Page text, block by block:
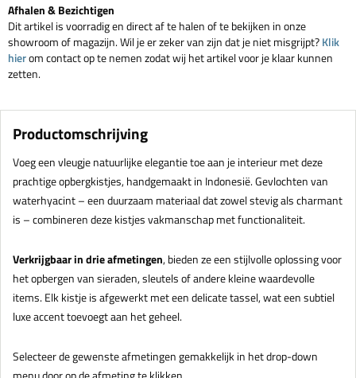
Afhalen & Bezichtigen
Dit artikel is voorradig en direct af te halen of te bekijken in onze
showroom of magazijn. Wil je er zeker van zijn dat je niet misgrijpt?Klik
hierom contact op te nemen zodat wij het artikel voor je klaar kunnen
zetten.
Productomschrijving
Voeg een vleugje natuurlijke elegantie toe aan je interieur met deze
prachtige opbergkistjes, handgemaakt in Indonesië. Gevlochten van
waterhyacint – een duurzaam materiaal dat zowel stevig als charmant
is – combineren deze kistjes vakmanschap met functionaliteit.
Verkrijgbaar in drie afmetingen, bieden ze een stijlvolle oplossing voor
het opbergen van sieraden, sleutels of andere kleine waardevolle
items. Elk kistje is afgewerkt met een delicate tassel, wat een subtiel
luxe accent toevoegt aan het geheel.
Selecteer de gewenste afmetingen gemakkelijk in het drop-down